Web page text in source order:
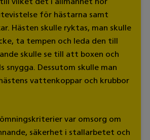
för hästarna samt
Hästen skulle ryktas, man skulle
ta tempen och leda den till
skulle se till att boxen och
snygga. Dessutom skulle man
vattenkoppar och krubbor
var omsorg om
säkerhet i stallarbetet och